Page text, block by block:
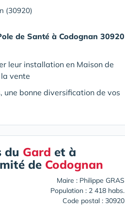
(30920)
de Santé à Codognan 30920
leur installation en Maison de
vente
une bonne diversification de vos
du Gard et à
de Codognan
Maire : Philippe GRAS
Population : 2 418 habs.
Code postal : 30920